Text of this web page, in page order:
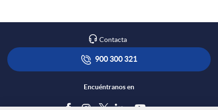
Contacta
900 300 321
Encuéntranos en